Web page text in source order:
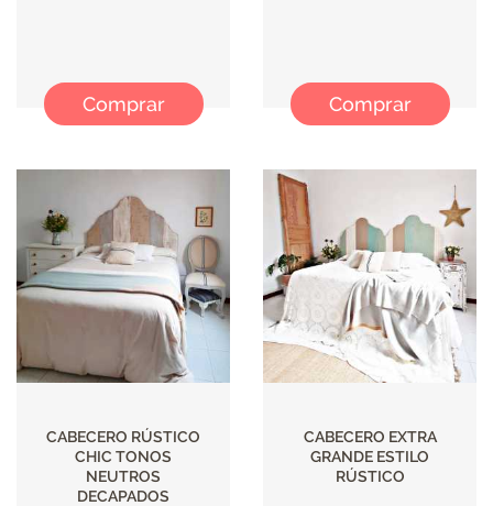
Comprar Comprar
CABECERO RÚSTICO
CHIC TONOS
NEUTROS
DECAPADOS
CABECERO EXTRA
GRANDE ESTILO
RÚSTICO